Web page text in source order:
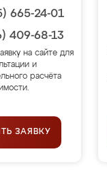
665-24-01
409-68-13
на сайте для
и
расчёта
ЗАЯВКУ